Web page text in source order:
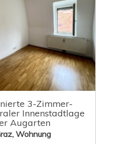
3-Zimmer-
Innenstadtlage
Augarten
Wohnung